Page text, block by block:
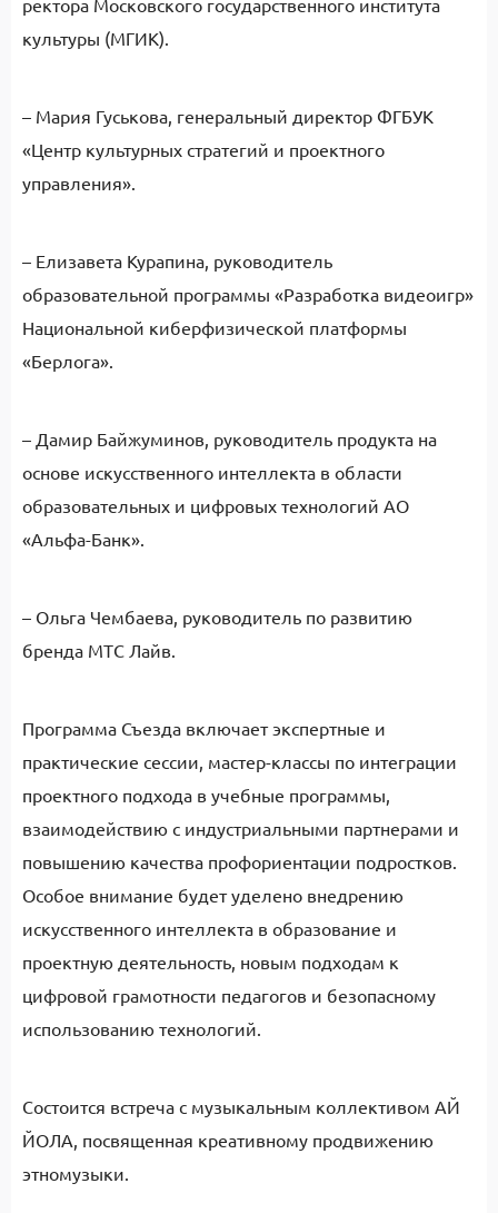
ректора Московского государственного института
культуры (МГИК).
– Мария Гуськова, генеральный директор ФГБУК
«Центр культурных стратегий и проектного
управления».
– Елизавета Курапина, руководитель
образовательной программы «Разработка видеоигр»
Национальной киберфизической платформы
«Берлога».
– Дамир Байжуминов, руководитель продукта на
основе искусственного интеллекта в области
образовательных и цифровых технологий АО
«Альфа-Банк».
– Ольга Чембаева, руководитель по развитию
бренда МТС Лайв.
Программа Съезда включает экспертные и
практические сессии, мастер-классы по интеграции
проектного подхода в учебные программы,
взаимодействию с индустриальными партнерами и
повышению качества профориентации подростков.
Особое внимание будет уделено внедрению
искусственного интеллекта в образование и
проектную деятельность, новым подходам к
цифровой грамотности педагогов и безопасному
использованию технологий.
Состоится встреча с музыкальным коллективом АЙ
ЙОЛА, посвященная креативному продвижению
этномузыки.